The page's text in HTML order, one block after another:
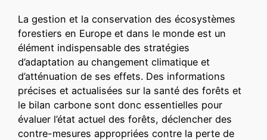
La gestion et la conservation des écosystèmes
forestiers en Europe et dans le monde est un
élément indispensable des stratégies
d’adaptation au changement climatique et
d’atténuation de ses effets. Des informations
précises et actualisées sur la santé des forêts et
le bilan carbone sont donc essentielles pour
évaluer l’état actuel des forêts, déclencher des
contre-mesures appropriées contre la perte de